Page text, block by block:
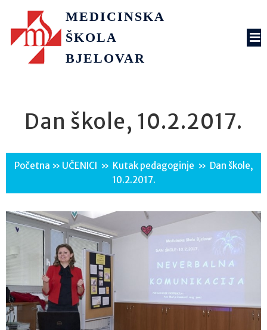
MEDICINSKA
ŠKOLA
BJELOVAR
Dan škole, 10.2.2017.
Početna » UČENICI » Kutak pedagoginje » Dan škole,
10.2.2017.